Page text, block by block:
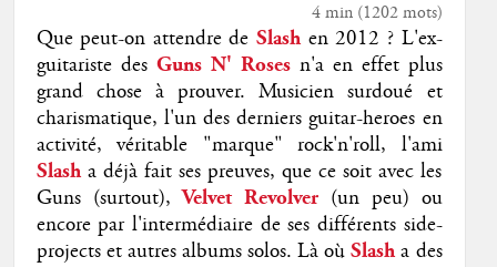
4 min(1202mots)
Que peut-on attendre de Slash en 2012 ? L'ex-
guitariste desGuns N' Roses n'a en effet plus
grand chose à prouver. Musicien surdoué et
charismatique, l'un des derniers guitar-heroes en
activité, véritable "marque" rock'n'roll, l'ami
Slash a déjà fait ses preuves, que ce soit avec les
Guns (surtout), Velvet Revolver (un peu) ou
encore par l'intermédiaire de ses différents side-
projects et autres albums solos. Là où Slasha des